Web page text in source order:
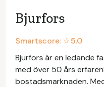
Bjurfors
Smartscore: ☆5.0
Bjurfors är en ledande
med över 50 års
bostadsmarknaden.